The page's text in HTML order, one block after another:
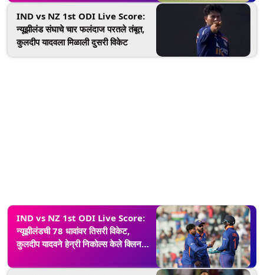
IND vs NZ 1st ODI Live Score:
न्यूझीलंड संघाचे चार फलंदाज परतले तंबूत,
कुलदीप यादवला मिळाली दुसरी विकेट
IND vs NZ 1st ODI Live Score:
न्यूझीलंडची 78 धावांवर तिसरी विकेट,
कुलदीप यादवने हेन्री निकोल्स केले क्लिन